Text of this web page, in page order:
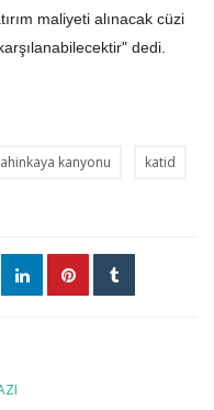
maliyeti alınacak cüzi
dedi.
kanyonu katid